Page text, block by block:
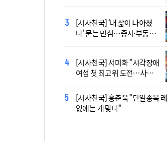
[시사천국] '내 삶이 나아졌
나' 묻는 민심…증시·부동산
[시사천국] 서미화 "시각장애
여성 첫 최고위 도전…사회
[시사천국] 홍춘욱 "단일종목
없애는 게 맞다"
2027 서울 세계청년대회 주
제가 공개…희망의 선율 울
[시사천국] 서범수 '돌려차기'
발언 파장…"사석에서도 안
대전신학교 유학 사제, 중국
최연소 주교 됐다